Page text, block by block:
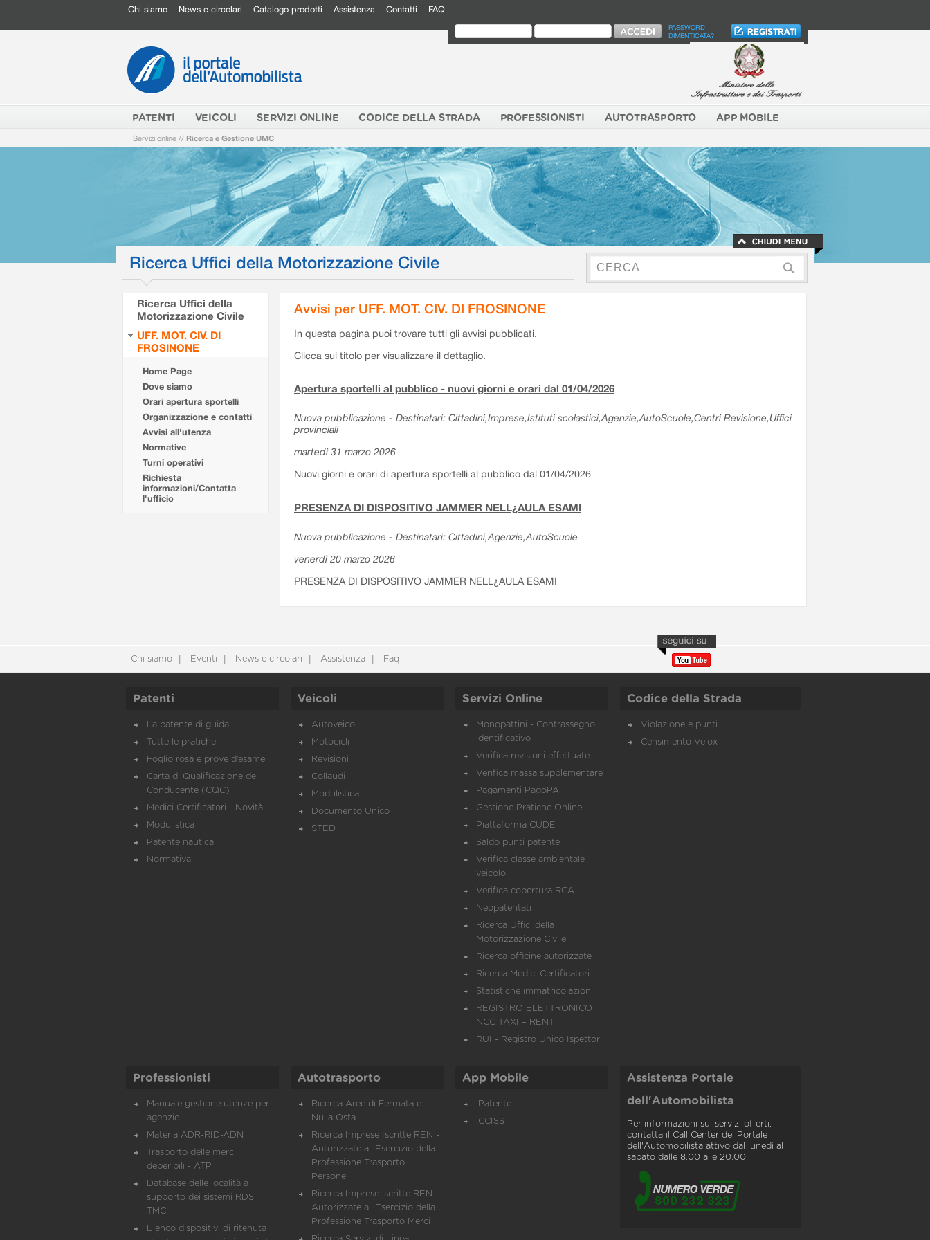
Chi siamo News e circolari Catalogo prodotti Assistenza Contatti FAQ
PASSWORD
DIMENTICATA?
PATENTI VEICOLI SERVIZI ONLINE CODICE DELLA STRADA PROFESSIONISTI AUTOTRASPORTO APP MOBILE
Servizi online // Ricerca e Gestione UMC
Ricerca Uffici della Motorizzazione Civile
Ricerca Uffici della
Motorizzazione Civile
UFF. MOT. CIV. DI
FROSINONE
Home Page
Dove siamo
Orari apertura sportelli
Organizzazione e contatti
Avvisi all'utenza
Normative
Turni operativi
Richiesta
informazioni/Contatta
l'ufficio
Avvisi per UFF. MOT. CIV. DI FROSINONE
In questa pagina puoi trovare tutti gli avvisi pubblicati.
Clicca sul titolo per visualizzare il dettaglio.
Apertura sportelli al pubblico - nuovi giorni e orari dal 01/04/2026
Nuova pubblicazione - Destinatari: Cittadini,Imprese,Istituti scolastici,Agenzie,AutoScuole,Centri Revisione,Uffici
provinciali
martedì 31 marzo 2026
Nuovi giorni e orari di apertura sportelli al pubblico dal 01/04/2026
PRESENZA DI DISPOSITIVO JAMMER NELL¿AULA ESAMI
Nuova pubblicazione - Destinatari: Cittadini,Agenzie,AutoScuole
venerdì 20 marzo 2026
PRESENZA DI DISPOSITIVO JAMMER NELL¿AULA ESAMI
Chi siamo Eventi News e circolari Assistenza Faq
Patenti
La patente di guida
Tutte le pratiche
Foglio rosa e prove d’esame
Carta di Qualificazione del
Conducente (CQC)
Medici Certificatori - Novità
Modulistica
Patente nautica
Normativa
Veicoli
Autoveicoli
Motocicli
Revisioni
Collaudi
Modulistica
Documento Unico
STED
Servizi Online
Monopattini - Contrassegno
identificativo
Verifica revisioni effettuate
Verifica massa supplementare
Pagamenti PagoPA
Gestione Pratiche Online
Piattaforma CUDE
Saldo punti patente
Verifica classe ambientale
veicolo
Verifica copertura RCA
Neopatentati
Ricerca Uffici della
Motorizzazione Civile
Ricerca officine autorizzate
Ricerca Medici Certificatori
Statistiche immatricolazioni
REGISTRO ELETTRONICO
NCC TAXI – RENT
RUI - Registro Unico Ispettori
Codice della Strada
Violazione e punti
Censimento Velox
Professionisti
Manuale gestione utenze per
agenzie
Materia ADR-RID-ADN
Trasporto delle merci
deperibili - ATP
Database delle località a
supporto dei sistemi RDS
TMC
Elenco dispositivi di ritenuta
Autotrasporto
Ricerca Aree di Fermata e
Nulla Osta
Ricerca Imprese Iscritte REN -
Autorizzate all'Esercizio della
Professione Trasporto
Persone
Ricerca Imprese iscritte REN -
Autorizzate all'Esercizio della
Professione Trasporto Merci
App Mobile
iPatente
iCCISS
Assistenza Portale
dell'Automobilista
Per informazioni sui servizi offerti,
contatta il Call Center del Portale
dell'Automobilista attivo dal lunedì al
sabato dalle 8.00 alle 20.00